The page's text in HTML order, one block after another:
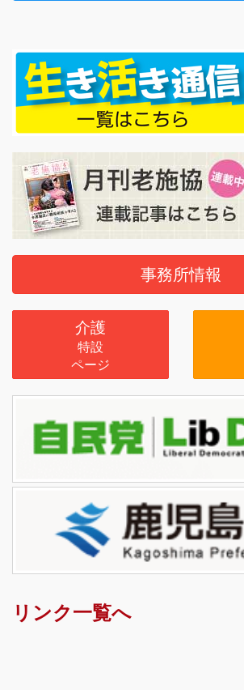
事務所情報
介護
特設
ページ
リンク一覧へ